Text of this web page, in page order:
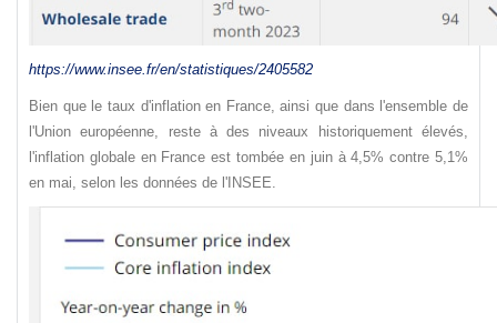
https://www.insee.fr/en/statistiques/2405582
Bien que le taux d'inflation en France, ainsi que dans l'ensemble de
l'Union européenne, reste à des niveaux historiquement élevés,
l'inflation globale en France est tombée en juin à 4,5% contre 5,1%
en mai, selon les données de l'INSEE.